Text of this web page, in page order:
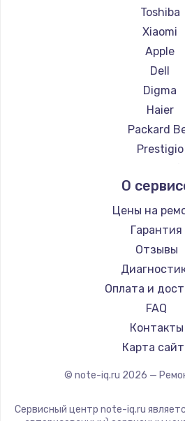
Ремонт ноутбуков
Ремонт
Ремонт ноутбуков
Ремонт
Ремонт
Ремонт
Ремонт
Ремонт
Ремонт
Ремонт
Ремонт ноутбуков
Ремонт
Ремонт
Ремонт
Ремонт
Toshiba
Xiaomi
Apple
Dell
Digma
Haier
Packard
Prestigio
Aquarius
Gigabyte
Aorus
Getac
Epson
Philips
LG
О
Цены на
Гарантия
Отзывы
Оплата и
FAQ
Контакты
Карта
© note-iq.ru 2026 —
Сервисный центр note-iq.ru